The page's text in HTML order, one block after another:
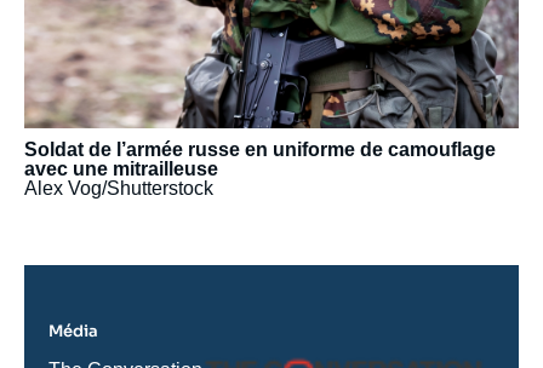
Soldat de l’armée russe en uniforme de camouflage
avec une mitrailleuse
Alex Vog/Shutterstock
Média
Logo